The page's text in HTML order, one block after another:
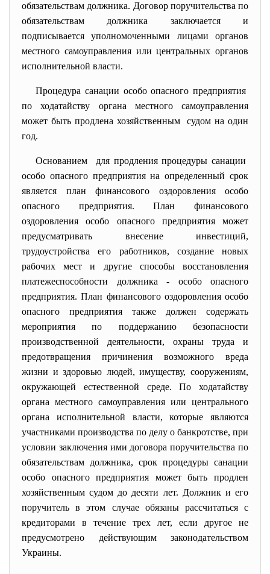
обязательствам должника. Договор поручительства по
обязательствам должника заключается и
подписывается уполномоченными лицами органов
местного самоуправления или центральных органов
исполнительной власти.
Процедура санации особо опасного предприятия
по ходатайству органа местного самоуправления
может быть продлена хозяйственным судом на один
год.
Основанием для продления процедуры санации
особо опасного предприятия на определенный срок
является план финансового оздоровления особо
опасного предприятия. План финансового
оздоровления особо опасного предприятия может
предусматривать внесение инвестиций,
трудоустройства его работников, создание новых
рабочих мест и другие способы восстановления
платежеспособности должника - особо опасного
предприятия. План финансового оздоровления особо
опасного предприятия также должен содержать
мероприятия по поддержанию безопасности
производственной деятельности, охраны труда и
предотвращения причинения возможного вреда
жизни и здоровью людей, имуществу, сооружениям,
окружающей естественной среде. По ходатайству
органа местного самоуправления или центрального
органа исполнительной власти, которые являются
участниками производства по делу о банкротстве, при
условии заключения ими договора поручительства по
обязательствам должника, срок процедуры санации
особо опасного предприятия может быть продлен
хозяйственным судом до десяти лет. Должник и его
поручитель в этом случае обязаны рассчитаться с
кредиторами в течение трех лет, если другое не
предусмотрено действующим законодательством
Украины.